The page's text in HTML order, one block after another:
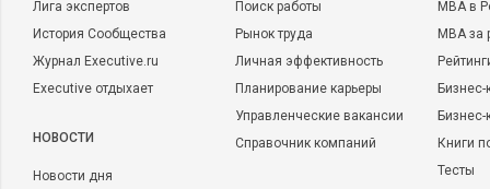
Лига экспертов
История Сообщества
Журнал Executive.ru
Executive отдыхает
НОВОСТИ
Новости дня
Поиск работы
Рынок труда
Личная эффективность
Планирование карьеры
Управленческие вакансии
Справочник компаний
MBA в
MBA
Бизнес-
Книги
Тесты